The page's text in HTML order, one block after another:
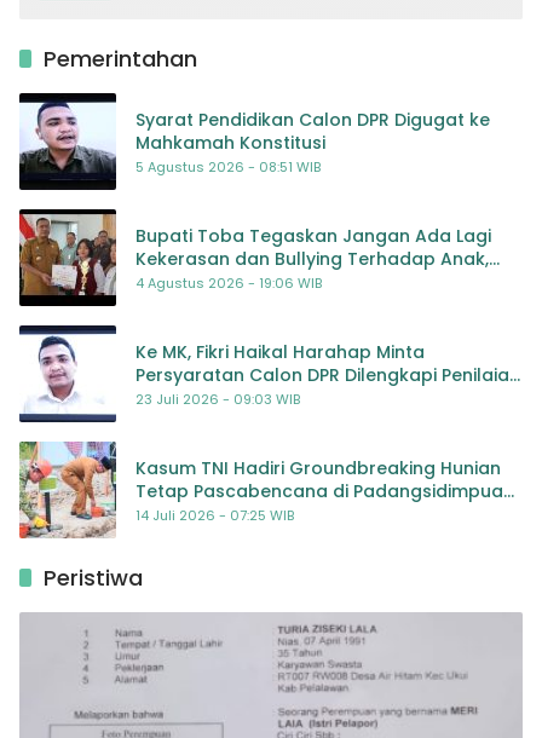
Pemerintahan
Syarat Pendidikan Calon DPR Digugat ke
Mahkamah Konstitusi
5 Agustus 2026 - 08:51 WIB
Bupati Toba Tegaskan Jangan Ada Lagi
Kekerasan dan Bullying Terhadap Anak,
Dorong Kolaborasi Seluruh Pihak
4 Agustus 2026 - 19:06 WIB
Ke MK, Fikri Haikal Harahap Minta
Persyaratan Calon DPR Dilengkapi Penilaian
Kompetensi
23 Juli 2026 - 09:03 WIB
Kasum TNI Hadiri Groundbreaking Hunian
Tetap Pascabencana di Padangsidimpuan,
Harapan Baru bagi Penyintas
14 Juli 2026 - 07:25 WIB
Peristiwa